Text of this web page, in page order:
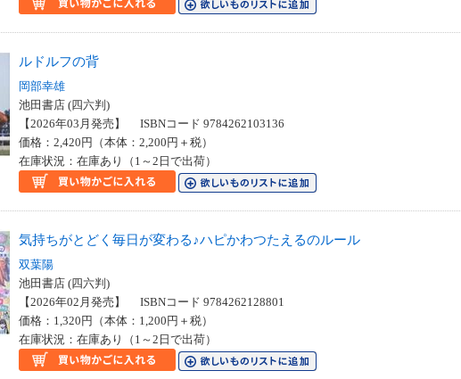
ルドルフの背
岡部幸雄
池田書店 (四六判)
【2026年03月発売】 ISBNコード 9784262103136
価格：2,420円（本体：2,200円＋税）
在庫状況：在庫あり（1～2日で出荷）
気持ちがとどく毎日が変わる♪ハピかわつたえるのルール
双葉陽
池田書店 (四六判)
【2026年02月発売】 ISBNコード 9784262128801
価格：1,320円（本体：1,200円＋税）
在庫状況：在庫あり（1～2日で出荷）